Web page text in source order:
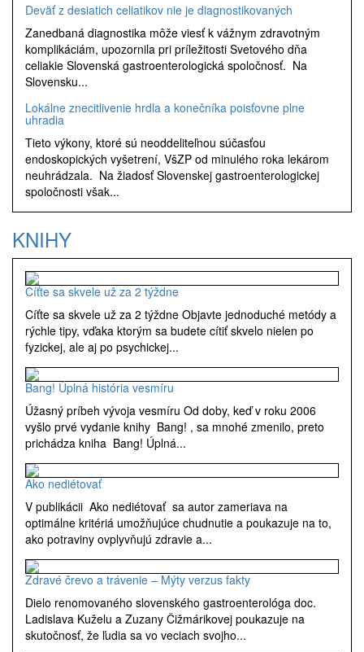
Deväť z desiatich celiatikov nie je diagnostikovaných
Zanedbaná diagnostika môže viesť k vážnym zdravotným
komplikáciám, upozornila pri príležitosti Svetového dňa
celiakie Slovenská gastroenterologická spoločnosť. Na
Slovensku...
Lokálne znecitlivenie hrdla a konečníka poisťovne plne
uhradia
Tieto výkony, ktoré sú neoddeliteľnou súčasťou
endoskopických vyšetrení, VšZP od minulého roka lekárom
neuhrádzala. Na žiadosť Slovenskej gastroenterologickej
spoločnosti však...
KNIHY
Cíťte sa skvele už za 2 týždne
Cíťte sa skvele už za 2 týždne Objavte jednoduché metódy a
rýchle tipy, vďaka ktorým sa budete cítiť skvelo nielen po
fyzickej, ale aj po psychickej...
Bang! Úplná história vesmíru
Úžasný príbeh vývoja vesmíru Od doby, keď v roku 2006
vyšlo prvé vydanie knihy Bang! , sa mnohé zmenilo, preto
prichádza kniha Bang! Úplná...
Ako nediétovať
V publikácii Ako nediétovať sa autor zameriava na
optimálne kritériá umožňujúce chudnutie a poukazuje na to,
ako potraviny ovplyvňujú zdravie a...
Zdravé črevo a trávenie – Mýty verzus fakty
Dielo renomovaného slovenského gastroenterológa doc.
Ladislava Kuželu a Zuzany Čižmárikovej poukazuje na
skutočnosť, že ľudia sa vo veciach svojho...